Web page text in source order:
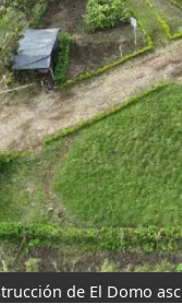
de El Domo